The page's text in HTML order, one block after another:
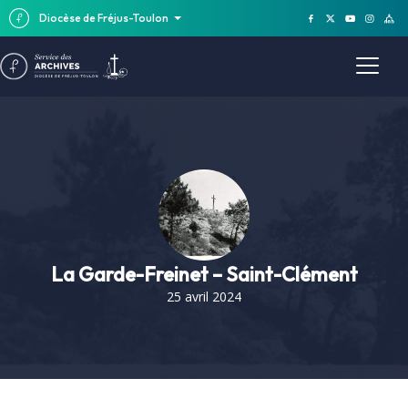
Diocèse de Fréjus-Toulon
La Garde-Freinet – Saint-Clément
25 avril 2024